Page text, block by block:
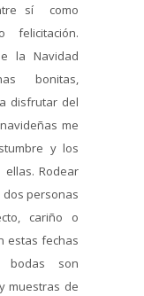
sí como
la Navidad
bonitas,
disfrutar del
me
y los
Rodear
personas
cariño o
estas fechas
son
muestras de